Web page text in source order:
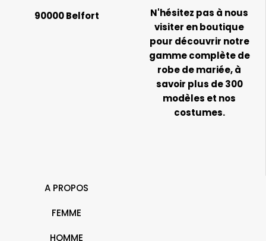
90000 Belfort
N'hésitez pas à nous
visiter en boutique
pour découvrir notre
gamme complète de
robe de mariée, à
savoir plus de 300
modèles et nos
costumes.
A PROPOS
FEMME
HOMME